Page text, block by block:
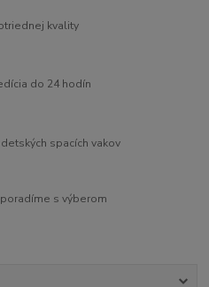
kvality
do 24 hodín
spacích vakov
s výberom